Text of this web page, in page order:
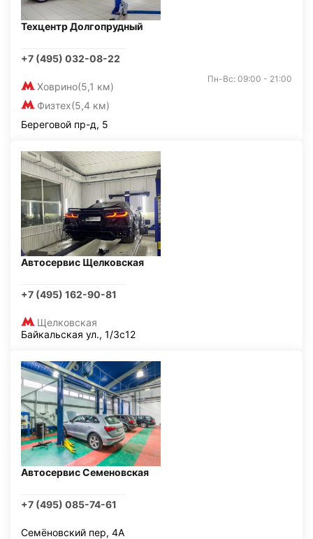
Техцентр Долгопрудный
+7 (495) 032-08-22
Ховрино(5,1 км)
Физтех(5,4 км)
Пн-Вс: 09:00 - 21:00
Береговой пр-д, 5
Автосервис Щелковская
+7 (495) 162-90-81
Щелковская
Байкальская ул., 1/3с12
Автосервис Семеновская
+7 (495) 085-74-61
Семёновский пер, 4А